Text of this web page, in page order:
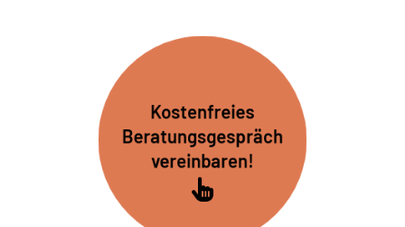
Kostenfreies
Beratungsgespräch
vereinbaren!